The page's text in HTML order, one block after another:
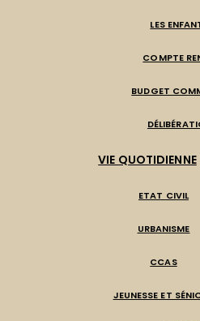
LES
COMPTE
BUDGET
VIE QUOTIDIENNE
ETAT CIVIL
URBANISME
CCAS
JEUNESSE ET